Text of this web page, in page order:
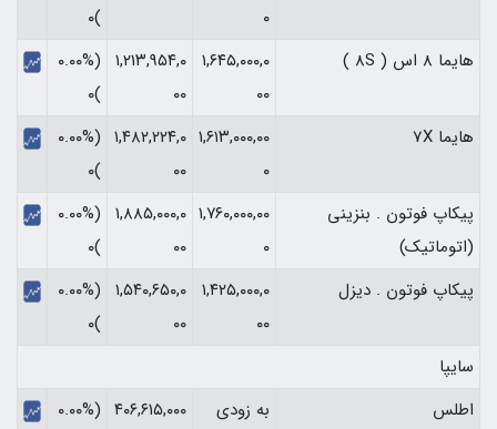
۰
)۰
هایما 8 اس ( 8S )
۱,۶۴۵,۰۰۰,۰
۰۰
۱,۲۱۳,۹۵۴,۰
۰۰
(۰.۰۰%
)۰
هایما 7X
۱,۶۱۳,۰۰۰,۰۰
۰
۱,۴۸۲,۲۲۴,۰
۰۰
(۰.۰۰%
)۰
پیکاپ فوتون . بنزینی
(اتوماتیک)
۱,۷۶۰,۰۰۰,۰۰
۰
۱,۸۸۵,۰۰۰,۰
۰۰
(۰.۰۰%
)۰
پیکاپ فوتون . دیزل
۱,۴۲۵,۰۰۰,۰
۰۰
۱,۵۴۰,۶۵۰,۰
۰۰
(۰.۰۰%
)۰
سایپا
اطلس
به زودی ۴۰۶,۶۱۵,۰۰۰
(۰.۰۰%